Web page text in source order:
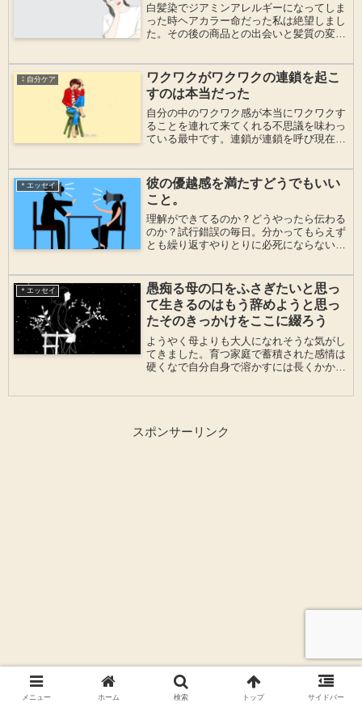
白髪染でジアミンアレルギーになってしま
った時ヘアカラー命だった私は絶望しまし
た。その後の商品との出会いと髪質の変化
⁑自分ケア
ワクワクがワクワクの連鎖を起こ
すのは本当だった
自分の中のワクワク感が本当にワクワクす
ることを連れて来てくれる不思議を味わっ
ている最中です。連鎖が連鎖を呼び現在進
ますように♪
＊エッセイ
彼の優越感を満たすどうでもいい
こと。
理解ができてるのか？どうやったら伝わる
のか？試行錯誤の毎日。分かってもらえず
とも繰り返すやりとりに必死にならないの
＊エッセイ
愚痴る母の口をふさぎたいと思っ
て生きるのはもう辞めようと思っ
たそのきっかけをここに綴ろう
ようやく母よりも大人になれそうな気がし
てきました。育つ家庭で蓄積された感情は
硬くなで自分自身で溶かすには長くかかり
スポンサーリンク
メニュー ホーム 検索 トップ サイドバー